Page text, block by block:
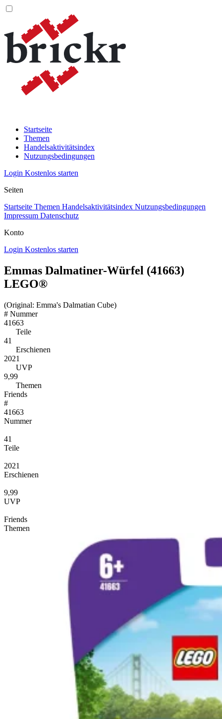
Startseite
Themen
Handelsaktivitätsindex
Nutzungsbedingungen
Login Kostenlos starten
Seiten
Startseite Themen Handelsaktivitätsindex Nutzungsbedingungen
Impressum Datenschutz
Konto
Login Kostenlos starten
Emmas Dalmatiner-Würfel (41663)
LEGO®
(Original: Emma's Dalmatian Cube)
# Nummer
41663
Teile
41
Erschienen
2021
UVP
9,99
Themen
Friends
#
41663
Nummer
41
Teile
2021
Erschienen
9,99
UVP
Friends
Themen